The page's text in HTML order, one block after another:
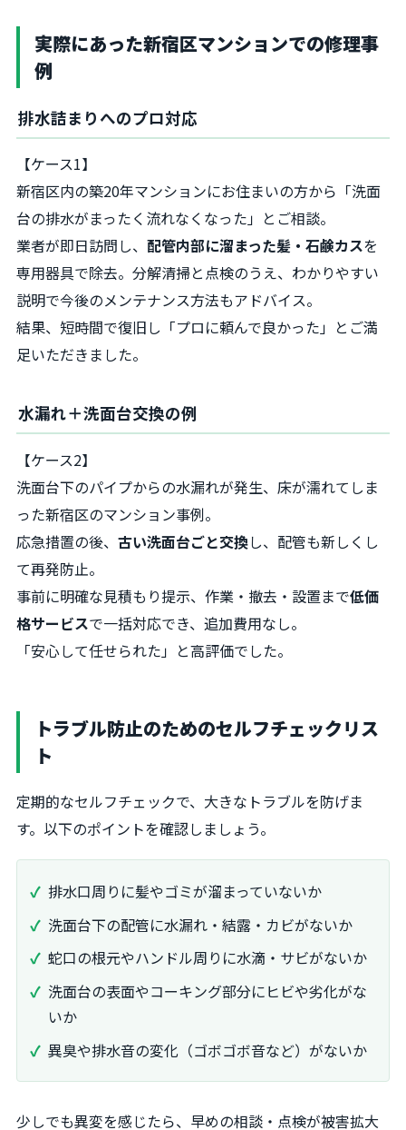
実際にあった新宿区マンションでの修理事
例
排水詰まりへのプロ対応
【ケース1】
新宿区内の築20年マンションにお住まいの方から「洗面
台の排水がまったく流れなくなった」とご相談。
業者が即日訪問し、 配管内部に溜まった髪・石鹸カスを
専用器具で除去。分解清掃と点検のうえ、わかりやすい
説明で今後のメンテナンス方法もアドバイス。
結果、短時間で復旧し「プロに頼んで良かった」とご満
足いただきました。
水漏れ＋洗面台交換の例
【ケース2】
洗面台下のパイプからの水漏れが発生、床が濡れてしま
った新宿区のマンション事例。
応急措置の後、 古い洗面台ごと交換し、配管も新しくし
て再発防止。
事前に明確な見積もり提示、作業・撤去・設置まで低価
格サービスで一括対応でき、追加費用なし。
「安心して任せられた」と高評価でした。
トラブル防止のためのセルフチェックリス
ト
定期的なセルフチェックで、大きなトラブルを防げま
す。以下のポイントを確認しましょう。
排水口周りに髪やゴミが溜まっていないか
洗面台下の配管に水漏れ・結露・カビがないか
蛇口の根元やハンドル周りに水滴・サビがないか
洗面台の表面やコーキング部分にヒビや劣化がな
いか
異臭や排水音の変化（ゴボゴボ音など）がないか
少しでも異変を感じたら、早めの相談・点検が被害拡大